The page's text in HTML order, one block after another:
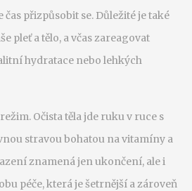
přizpůsobit se. Důležité je také
pleť a tělo, a včas zareagovat
hydratace nebo lehkých
Očista těla jde ruku v ruce s
stravou bohatou na vitamíny a
znamená jen ukončení, ale i
péče, která je šetrnější a zároveň